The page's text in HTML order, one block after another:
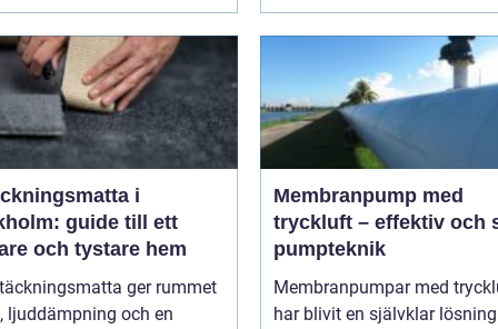
i
guide till ett
och tystare hem
ger rummet
ljuddämpning och en
Membranpump med
tryckluft – effektiv och
pumpteknik
Membranpumpar med
har blivit en självklar